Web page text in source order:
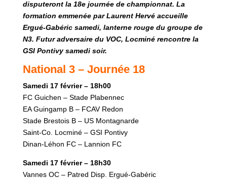
disputeront la 18e journée de championnat. La
formation emmenée par Laurent Hervé accueille
Ergué-Gabéric samedi, lanterne rouge du groupe de
N3. Futur adversaire du VOC, Locminé rencontre la
GSI Pontivy samedi soir.
National 3 – Journée 18
Samedi 17 février – 18h00
FC Guichen – Stade Plabennec
EA Guingamp B – FCAV Redon
Stade Brestois B – US Montagnarde
Saint-Co. Locminé – GSI Pontivy
Dinan-Léhon FC – Lannion FC
Samedi 17 février – 18h30
Vannes OC – Patred Disp. Ergué-Gabéric